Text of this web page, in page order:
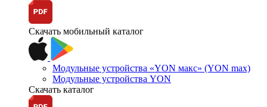
Скачать мобильный каталог
Модульные устройства «YON макс» (YON max)
Модульные устройства YON
Скачать каталог